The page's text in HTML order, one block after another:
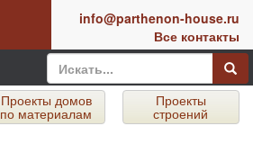
info@parthenon-house.ru
Все контакты
Проекты домов
по материалам
Проекты
строений